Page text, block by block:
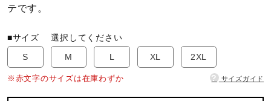
ソフトボール
テです。
■サイズ選択してください
S
M L XL 2XL
※赤文字のサイズは在庫わずか ? サイズガイド